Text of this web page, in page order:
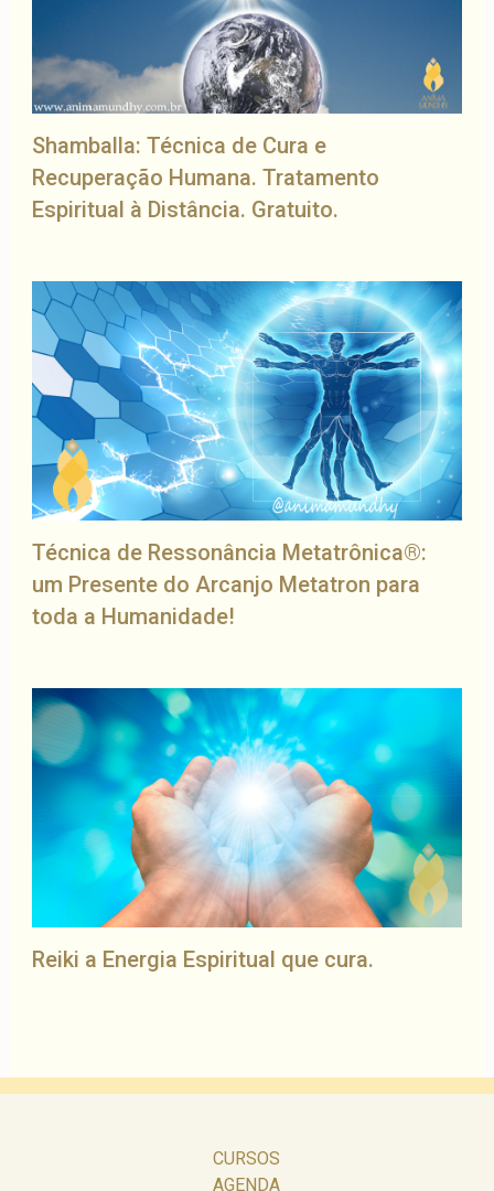
Shamballa: Técnica de Cura e
Recuperação Humana. Tratamento
Espiritual à Distância. Gratuito.
Técnica de Ressonância Metatrônica®:
um Presente do Arcanjo Metatron para
toda a Humanidade!
Reiki a Energia Espiritual que cura.
CURSOS
AGENDA